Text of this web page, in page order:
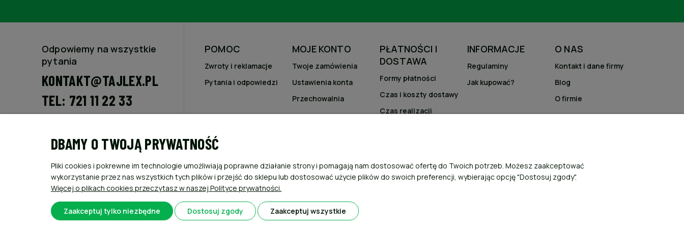
Odpowiemy na wszystkie
pytania
KONTAKT@TAJLEX.PL
TEL: 721 11 22 33
Poniedziałek - Piątek 8 - 16
Nasz adres
FHU Tajlex
Piotr Fojcik
Ul.Kościuszki 16
43-254 Krzyżowice
NIP: 638-163-60-56
POMOC
Zwroty i reklamacje
Pytania i odpowiedzi
MOJE KONTO
Twoje zamówienia
Ustawienia konta
Przechowalnia
PŁATNOŚCI I
DOSTAWA
Formy płatności
Czas i koszty dostawy
Czas realizacji
INFORMACJE
Regulaminy
Jak kupować?
O NAS
Kontakt i dane firmy
Blog
O firmie
DBAMY O TWOJĄ PRYWATNOŚĆ
Pliki cookies i pokrewne im technologie umożliwiają poprawne działanie strony i pomagają nam dostosować ofertę do Twoich potrzeb. Możesz zaakceptować
wykorzystanie przez nas wszystkich tych plików i przejść do sklepu lub dostosować użycie plików do swoich preferencji, wybierając opcję "Dostosuj zgody".
Więcej o plikach cookies przeczytasz w naszej Polityce prywatności.
Zaakceptuj tylko niezbędne Dostosuj zgody Zaakceptuj wszystkie